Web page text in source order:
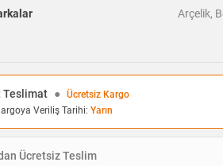
Arçelik,
Teslimat ●
Ücretsiz Kargo
Veriliş Tarihi: Yarın
Ücretsiz Teslim